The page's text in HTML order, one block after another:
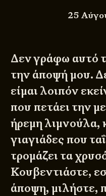
25
Δεν γράφω αυτό
την άποψή μου.
είμαι λοιπόν
που πετάει την
ήρεμη λιμνούλα,
γιαγιάδες που
τρομάζει τα
Κουβεντιάστε,
άποψη, μιλήστε,